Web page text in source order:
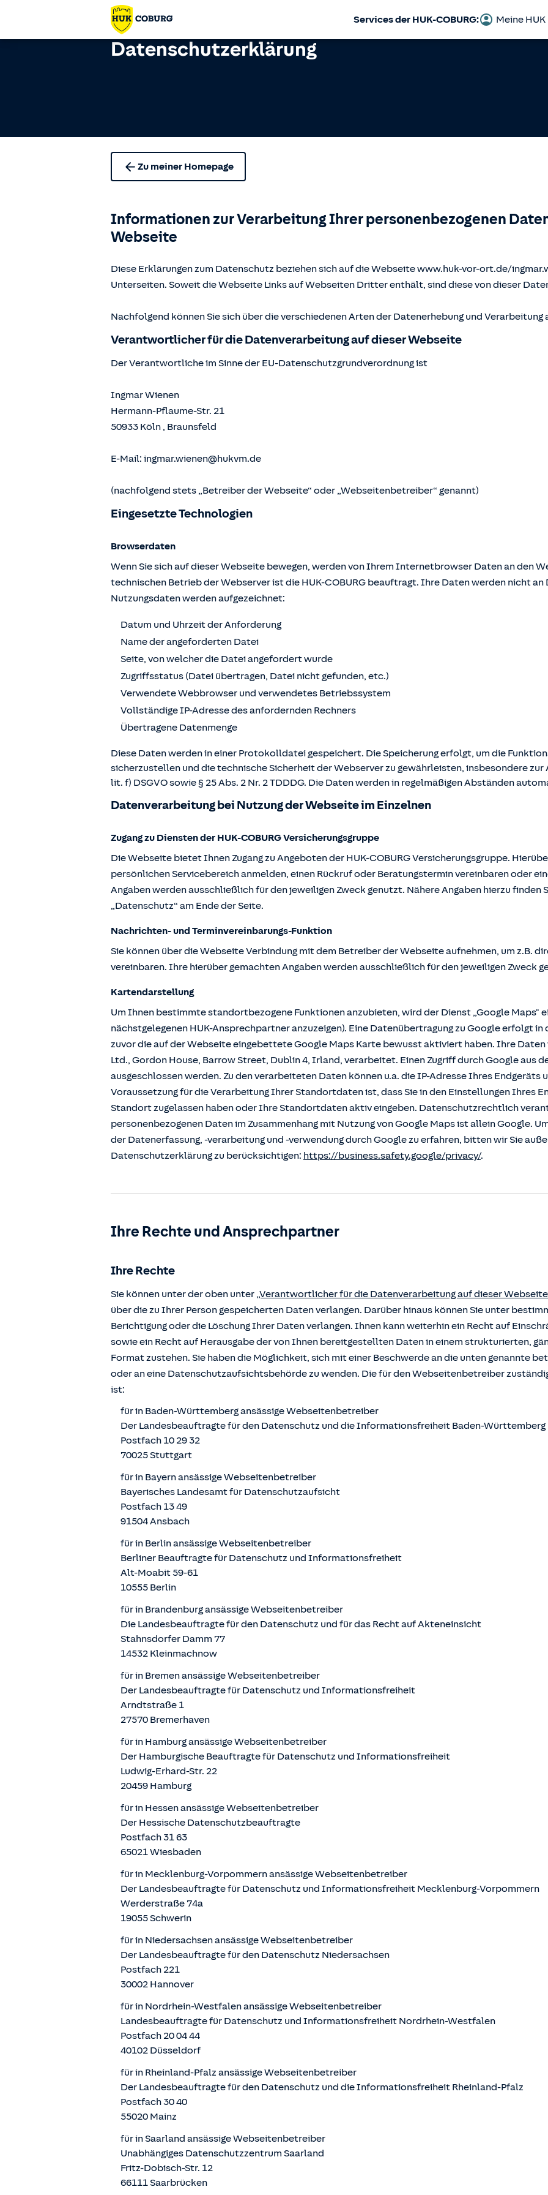
Services der HUK-COBURG: Meine HUK
Datenschutzerklärung
Zu meiner Homepage
Informationen zur Verarbeitung Ihrer personenbezogenen
Webseite
Diese Erklärungen zum Datenschutz beziehen sich auf die Webseite www.huk-vor-ort.de/
Unterseiten. Soweit die Webseite Links auf Webseiten Dritter enthält, sind diese von dieser
Nachfolgend können Sie sich über die verschiedenen Arten der Datenerhebung und
Verantwortlicher für die Datenverarbeitung auf dieser Webseite
Der Verantwortliche im Sinne der EU-Datenschutzgrundverordnung ist
Ingmar Wienen
Hermann-Pflaume-Str. 21
50933 Köln , Braunsfeld
E-Mail: ingmar.wienen@hukvm.de
(nachfolgend stets „Betreiber der Webseite“ oder „Webseitenbetreiber“ genannt)
Eingesetzte Technologien
Browserdaten
Wenn Sie sich auf dieser Webseite bewegen, werden von Ihrem Internetbrowser Daten an den
technischen Betrieb der Webserver ist die HUK-COBURG beauftragt. Ihre Daten werden nicht
Nutzungsdaten werden aufgezeichnet:
Datum und Uhrzeit der Anforderung
Name der angeforderten Datei
Seite, von welcher die Datei angefordert wurde
Zugriffsstatus (Datei übertragen, Datei nicht gefunden, etc.)
Verwendete Webbrowser und verwendetes Betriebssystem
Vollständige IP-Adresse des anfordernden Rechners
Übertragene Datenmenge
Diese Daten werden in einer Protokolldatei gespeichert. Die Speicherung erfolgt, um die
sicherzustellen und die technische Sicherheit der Webserver zu gewährleisten, insbesondere zur
lit. f) DSGVO sowie § 25 Abs. 2 Nr. 2 TDDDG. Die Daten werden in regelmäßigen Abständen
Datenverarbeitung bei Nutzung der Webseite im Einzelnen
Zugang zu Diensten der HUK-COBURG Versicherungsgruppe
Die Webseite bietet Ihnen Zugang zu Angeboten der HUK-COBURG Versicherungsgruppe.
persönlichen Servicebereich anmelden, einen Rückruf oder Beratungstermin vereinbaren oder
Angaben werden ausschließlich für den jeweiligen Zweck genutzt. Nähere Angaben hierzu finden
„Datenschutz“ am Ende der Seite.
Nachrichten- und Terminvereinbarungs-Funktion
Sie können über die Webseite Verbindung mit dem Betreiber der Webseite aufnehmen, um z.B.
vereinbaren. Ihre hierüber gemachten Angaben werden ausschließlich für den jeweiligen Zweck
Kartendarstellung
Um Ihnen bestimmte standortbezogene Funktionen anzubieten, wird der Dienst „Google Maps"
nächstgelegenen HUK-Ansprechpartner anzuzeigen). Eine Datenübertragung zu Google erfolgt in
zuvor die auf der Webseite eingebettete Google Maps Karte bewusst aktiviert haben. Ihre
Ltd., Gordon House, Barrow Street, Dublin 4, Irland, verarbeitet. Einen Zugriff durch Google aus
ausgeschlossen werden. Zu den verarbeiteten Daten können u.a. die IP-Adresse Ihres
Voraussetzung für die Verarbeitung Ihrer Standortdaten ist, dass Sie in den Einstellungen Ihres
Standort zugelassen haben oder Ihre Standortdaten aktiv eingeben. Datenschutzrechtlich
personenbezogenen Daten im Zusammenhang mit Nutzung von Google Maps ist allein Google.
der Datenerfassung, -verarbeitung und -verwendung durch Google zu erfahren, bitten wir Sie
Datenschutzerklärung zu berücksichtigen: https://business.safety.google/privacy/.
Ihre Rechte und Ansprechpartner
Ihre Rechte
Sie können unter der oben unter „Verantwortlicher für die Datenverarbeitung auf dieser
über die zu Ihrer Person gespeicherten Daten verlangen. Darüber hinaus können Sie unter
Berichtigung oder die Löschung Ihrer Daten verlangen. Ihnen kann weiterhin ein Recht auf
sowie ein Recht auf Herausgabe der von Ihnen bereitgestellten Daten in einem strukturierten,
Format zustehen. Sie haben die Möglichkeit, sich mit einer Beschwerde an die unten genannte
oder an eine Datenschutzaufsichtsbehörde zu wenden. Die für den Webseitenbetreiber
ist:
für in Baden-Württemberg ansässige Webseitenbetreiber
Der Landesbeauftragte für den Datenschutz und die Informationsfreiheit Baden-Württemberg
Postfach 10 29 32
70025 Stuttgart
für in Bayern ansässige Webseitenbetreiber
Bayerisches Landesamt für Datenschutzaufsicht
Postfach 13 49
91504 Ansbach
für in Berlin ansässige Webseitenbetreiber
Berliner Beauftragte für Datenschutz und Informationsfreiheit
Alt-Moabit 59-61
10555 Berlin
für in Brandenburg ansässige Webseitenbetreiber
Die Landesbeauftragte für den Datenschutz und für das Recht auf Akteneinsicht
Stahnsdorfer Damm 77
14532 Kleinmachnow
für in Bremen ansässige Webseitenbetreiber
Der Landesbeauftragte für Datenschutz und Informationsfreiheit
Arndtstraße 1
27570 Bremerhaven
für in Hamburg ansässige Webseitenbetreiber
Der Hamburgische Beauftragte für Datenschutz und Informationsfreiheit
Ludwig-Erhard-Str. 22
20459 Hamburg
für in Hessen ansässige Webseitenbetreiber
Der Hessische Datenschutzbeauftragte
Postfach 31 63
65021 Wiesbaden
für in Mecklenburg-Vorpommern ansässige Webseitenbetreiber
Der Landesbeauftragte für Datenschutz und Informationsfreiheit Mecklenburg-Vorpommern
Werderstraße 74a
19055 Schwerin
für in Niedersachsen ansässige Webseitenbetreiber
Der Landesbeauftragte für den Datenschutz Niedersachsen
Postfach 221
30002 Hannover
für in Nordrhein-Westfalen ansässige Webseitenbetreiber
Landesbeauftragte für Datenschutz und Informationsfreiheit Nordrhein-Westfalen
Postfach 20 04 44
40102 Düsseldorf
für in Rheinland-Pfalz ansässige Webseitenbetreiber
Der Landesbeauftragte für den Datenschutz und die Informationsfreiheit Rheinland-Pfalz
Postfach 30 40
55020 Mainz
für in Saarland ansässige Webseitenbetreiber
Unabhängiges Datenschutzzentrum Saarland
Fritz-Dobisch-Str. 12
66111 Saarbrücken